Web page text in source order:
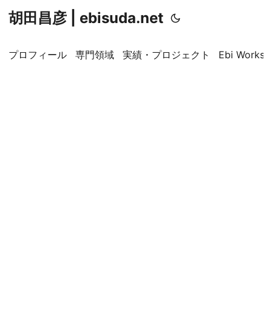
胡田昌彦 | ebisuda.net
プロフィール 専門領域 実績・プロジェクト Ebi